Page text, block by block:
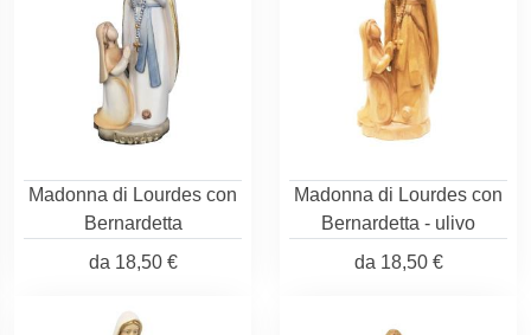
Madonna di Lourdes con
Bernardetta
da 18,50 €
Madonna di Lourdes con
Bernardetta - ulivo
da 18,50 €